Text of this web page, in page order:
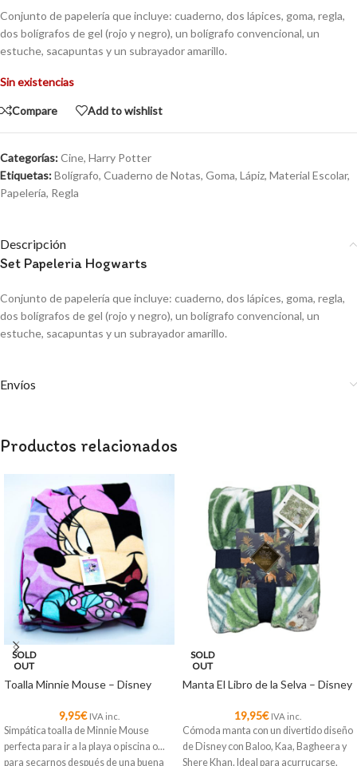
Conjunto de papelería que incluye: cuaderno, dos lápices, goma, regla,
dos bolígrafos de gel (rojo y negro), un bolígrafo convencional, un
estuche, sacapuntas y un subrayador amarillo.
Sin existencias
Compare Add to wishlist
Categorías:Cine, Harry Potter
Etiquetas:Bolígrafo, Cuaderno de Notas, Goma, Lápiz, Material Escolar,
Papelería, Regla
Descripción
Set Papeleria Hogwarts
Conjunto de papelería que incluye: cuaderno, dos lápices, goma, regla,
dos bolígrafos de gel (rojo y negro), un bolígrafo convencional, un
estuche, sacapuntas y un subrayador amarillo.
Envíos
Productos relacionados
SOLD
OUT
Toalla Minnie Mouse – Disney
9,95€ IVA inc.
Simpática toalla de Minnie Mouse
perfecta para ir a la playa o piscina o...
para secarnos después de una buena
SOLD
OUT
Manta El Libro de la Selva – Disney
19,95€ IVA inc.
Cómoda manta con un divertido diseño
de Disney con Baloo, Kaa, Bagheera y
Shere Khan. Ideal para acurrucarse,